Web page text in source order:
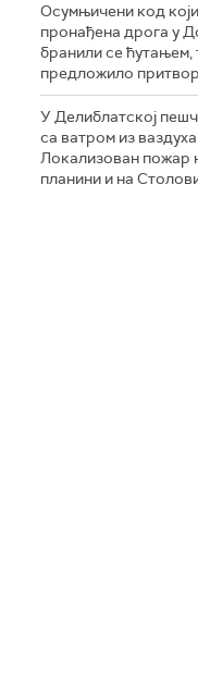
Осумњичени код
пронађена дрога у
бранили се
предложило притвор
У Делиблатској
са ватром из
Локализован пожар
планини и на